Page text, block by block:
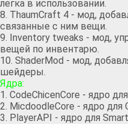
легка в использовании.
8. ThaumCraft 4 - мод,
связанные с ним вещи.
9. Inventory tweaks - мод,
вещей по инвентарю.
10. ShaderMod - мод,
шейдеры.
Ядра:
1. CodeChicenCore - ядро
2. MicdoodleCore - ядро для
3. PlayerAPI - ядро для